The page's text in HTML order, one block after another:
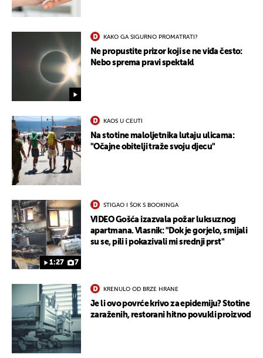
KAKO GA SIGURNO PROMATRATI?
Ne propustite prizor koji se ne viđa često:
Nebo sprema pravi spektakl
KAOS U CEUTI
Na stotine maloljetnika lutaju ulicama:
"Očajne obitelji traže svoju djecu"
1:27 7
STIGAO I ŠOK S BOOKINGA
VIDEO Gošća izazvala požar luksuznog
apartmana. Vlasnik: "Dok je gorjelo, smijali
su se, pili i pokazivali mi srednji prst"
KRENULO OD BRZE HRANE
Je li ovo povrće krivo za epidemiju? Stotine
zaraženih, restorani hitno povukli proizvod